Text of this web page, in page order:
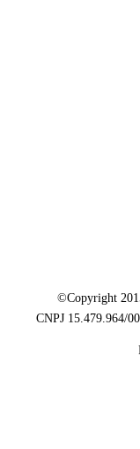
©Copyright
CNPJ 15.479.964/